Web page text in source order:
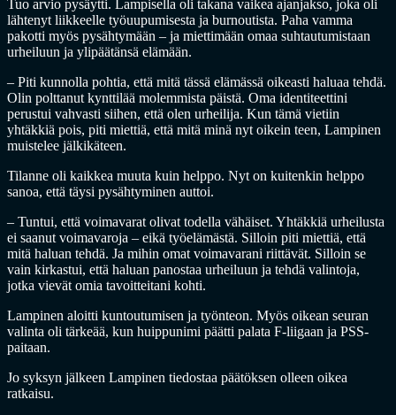
Tuo arvio pysäytti. Lampisella oli takana vaikea ajanjakso, joka oli
lähtenyt liikkeelle työuupumisesta ja burnoutista. Paha vamma
pakotti myös pysähtymään – ja miettimään omaa suhtautumistaan
urheiluun ja ylipäätänsä elämään.
– Piti kunnolla pohtia, että mitä tässä elämässä oikeasti haluaa tehdä.
Olin polttanut kynttilää molemmista päistä. Oma identiteettini
perustui vahvasti siihen, että olen urheilija. Kun tämä vietiin
yhtäkkiä pois, piti miettiä, että mitä minä nyt oikein teen, Lampinen
muistelee jälkikäteen.
Tilanne oli kaikkea muuta kuin helppo. Nyt on kuitenkin helppo
sanoa, että täysi pysähtyminen auttoi.
– Tuntui, että voimavarat olivat todella vähäiset. Yhtäkkiä urheilusta
ei saanut voimavaroja – eikä työelämästä. Silloin piti miettiä, että
mitä haluan tehdä. Ja mihin omat voimavarani riittävät. Silloin se
vain kirkastui, että haluan panostaa urheiluun ja tehdä valintoja,
jotka vievät omia tavoitteitani kohti.
Lampinen aloitti kuntoutumisen ja työnteon. Myös oikean seuran
valinta oli tärkeää, kun huippunimi päätti palata F-liigaan ja PSS-
paitaan.
Jo syksyn jälkeen Lampinen tiedostaa päätöksen olleen oikea
ratkaisu.